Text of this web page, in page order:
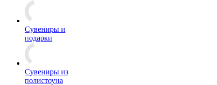
Сувениры и
подарки
Сувениры из
полистоуна